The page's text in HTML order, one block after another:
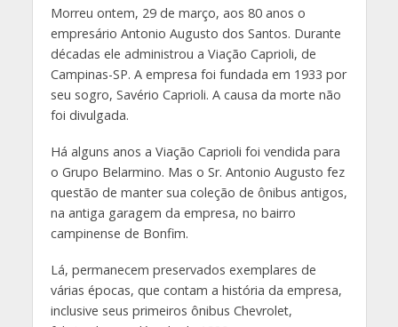
Morreu ontem, 29 de março, aos 80 anos o
empresário Antonio Augusto dos Santos. Durante
décadas ele administrou a Viação Caprioli, de
Campinas-SP. A empresa foi fundada em 1933 por
seu sogro, Savério Caprioli. A causa da morte não
foi divulgada.
Há alguns anos a Viação Caprioli foi vendida para
o Grupo Belarmino. Mas o Sr. Antonio Augusto fez
questão de manter sua coleção de ônibus antigos,
na antiga garagem da empresa, no bairro
campinense de Bonfim.
Lá, permanecem preservados exemplares de
várias épocas, que contam a história da empresa,
inclusive seus primeiros ônibus Chevrolet,